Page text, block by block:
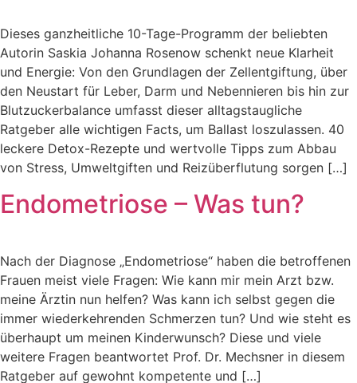
Dieses ganzheitliche 10-Tage-Programm der beliebten
Autorin Saskia Johanna Rosenow schenkt neue Klarheit
und Energie: Von den Grundlagen der Zellentgiftung, über
den Neustart für Leber, Darm und Nebennieren bis hin zur
Blutzuckerbalance umfasst dieser alltagstaugliche
Ratgeber alle wichtigen Facts, um Ballast loszulassen. 40
leckere Detox-Rezepte und wertvolle Tipps zum Abbau
von Stress, Umweltgiften und Reizüberflutung sorgen […]
Endometriose – Was tun?
Nach der Diagnose „Endometriose“ haben die betroffenen
Frauen meist viele Fragen: Wie kann mir mein Arzt bzw.
meine Ärztin nun helfen? Was kann ich selbst gegen die
immer wiederkehrenden Schmerzen tun? Und wie steht es
überhaupt um meinen Kinderwunsch? Diese und viele
weitere Fragen beantwortet Prof. Dr. Mechsner in diesem
Ratgeber auf gewohnt kompetente und […]